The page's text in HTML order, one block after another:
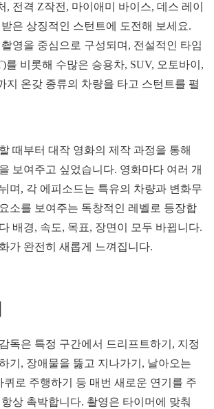
, 전격 Z작전, 마이애미 바이스, 데스 레이
은 상징적인 스턴트에 도전해 보세요.
영을 중심으로 구성되며, 전설적인 타임
를 비롯해 수많은 승용차, SUV, 오토바이,
지 온갖 종류의 차량을 타고 스턴트를 펼
때부터 대작 영화의 제작 과정을 통해
보여주고 싶었습니다. 영화마다 여러 개
며, 각 에피소드는 특유의 차량과 변화무
소를 보여주는 독창적인 레벨로 등장합
배경, 속도, 목표, 장면이 모두 바뀝니다.
가 완전히 새롭게 느껴집니다.
독은 특정 구간에서 드리프트하기, 지정
기, 장애물을 뚫고 지나가기, 날아오는
퀴로 주행하기 등 매번 새로운 연기를 주
상 촉박합니다. 촬영은 타이머에 맞춰